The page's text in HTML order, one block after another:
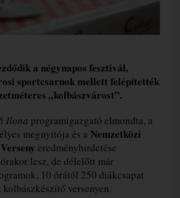
a négynapos fesztivál,
sportcsarnok mellett felépítették
„kolbászvárost”.
Ilona programigazgató elmondta, a
megnyitója és a Nemzetközi
eredményhirdetése
lesz, de délelőtt már
10 órától 250 diákcsapat
versenyen.